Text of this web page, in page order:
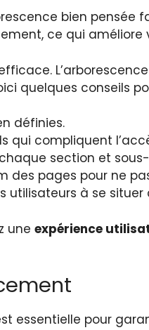
bien pensée
ce qui
quelques conseils
définies.
qui compliquent
section et
des pages pour ne
utilisateurs à se
une expérience
essentielle pour